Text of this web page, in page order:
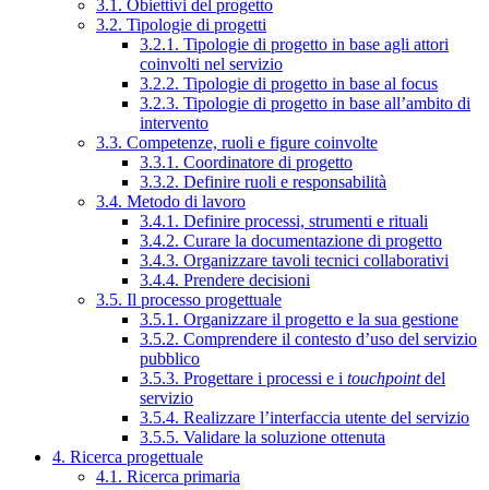
3.1. Obiettivi del progetto
3.2. Tipologie di progetti
3.2.1. Tipologie di progetto in base agli attori
coinvolti nel servizio
3.2.2. Tipologie di progetto in base al focus
3.2.3. Tipologie di progetto in base all’ambito di
intervento
3.3. Competenze, ruoli e figure coinvolte
3.3.1. Coordinatore di progetto
3.3.2. Definire ruoli e responsabilità
3.4. Metodo di lavoro
3.4.1. Definire processi, strumenti e rituali
3.4.2. Curare la documentazione di progetto
3.4.3. Organizzare tavoli tecnici collaborativi
3.4.4. Prendere decisioni
3.5. Il processo progettuale
3.5.1. Organizzare il progetto e la sua gestione
3.5.2. Comprendere il contesto d’uso del servizio
pubblico
3.5.3. Progettare i processi e i touchpointdel
servizio
3.5.4. Realizzare l’interfaccia utente del servizio
3.5.5. Validare la soluzione ottenuta
4. Ricerca progettuale
4.1. Ricerca primaria